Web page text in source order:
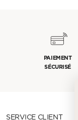
PAIEMENT
SÉCURISÉ
SERVICE CLIENT